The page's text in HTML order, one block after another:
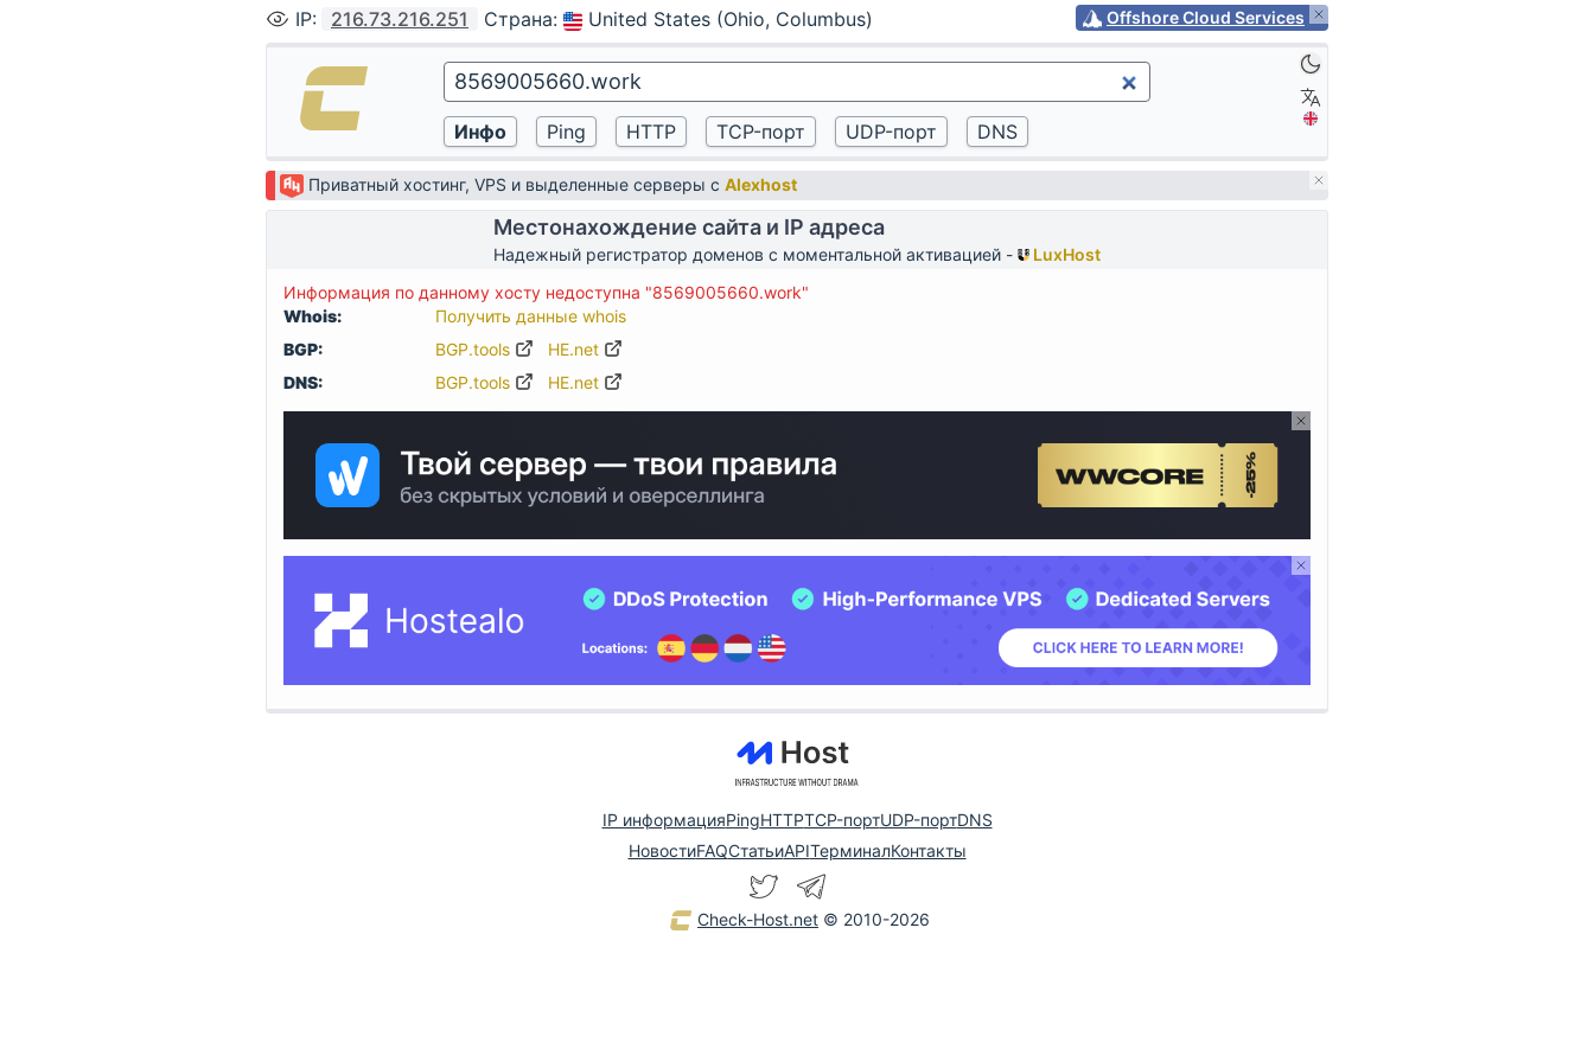
IP: 216.73.216.251 Страна: United States (Ohio, Columbus) Offshore Cloud Services
Приватный хостинг, VPS и выделенные серверы с Alexhost
Местонахождение сайта и IP адреса
Надежный регистратор доменов с моментальной активацией -
LuxHost
Информация по данному хосту недоступна "8569005660.work"
Whois:
Получить данные whois
BGP:
BGP.tools
HE.net
DNS:
BGP.tools HE.net
IP информацияPingHTTPTCP-портUDP-портDNS
НовостиFAQСтатьиAPIТерминалКонтакты
Check-Host.net © 2010-2026